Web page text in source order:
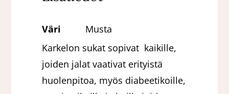
Väri
Musta
Karkelon sukat sopivat kaikille,
joiden jalat vaativat erityistä
huolenpitoa, myös diabeetikoille,